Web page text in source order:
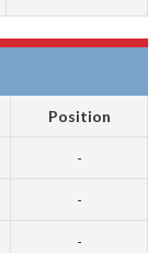
Position
-
-
-